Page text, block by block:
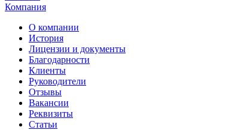
Компания
О компании
История
Лицензии и документы
Благодарности
Клиенты
Руководители
Отзывы
Вакансии
Реквизиты
Статьи